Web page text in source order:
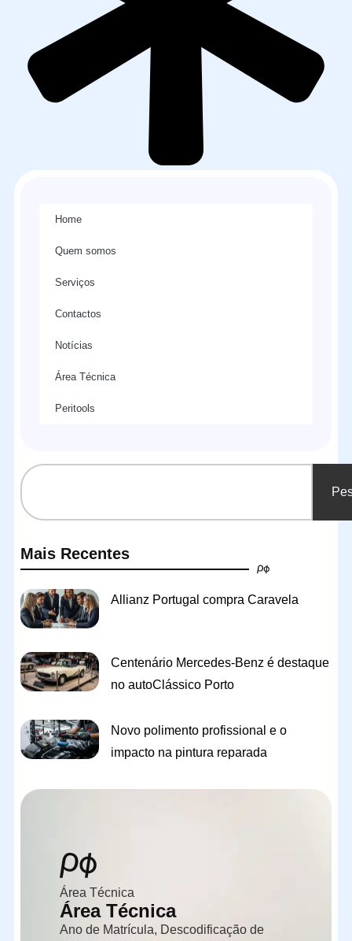
Home
Quem somos
Serviços
Contactos
Notícias
Área Técnica
Peritools
Mais Recentes
Allianz Portugal compra Caravela
Centenário Mercedes-Benz é destaque
no autoClássico Porto
Novo polimento profissional e o
impacto na pintura reparada
Área Técnica
Área Técnica
Ano de Matrícula, Descodificação de